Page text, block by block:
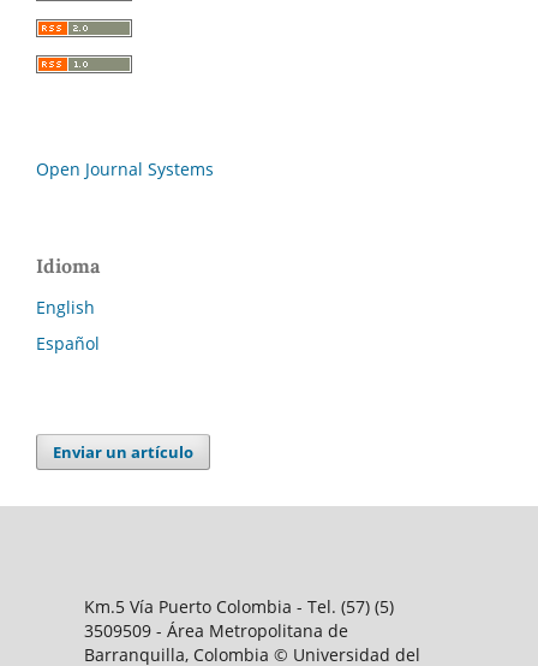
Open Journal Systems
Idioma
English
Español
Enviar un artículo
Km.5 Vía Puerto Colombia - Tel. (57) (5)
3509509 - Área Metropolitana de
Barranquilla, Colombia © Universidad del